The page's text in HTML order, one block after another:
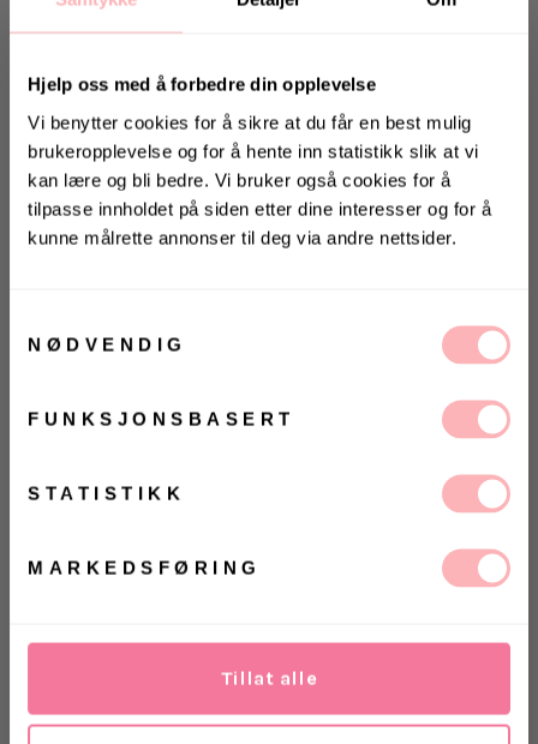
Hjelp oss med å forbedre din opplevelse
Vi benytter cookies for å sikre at du får en best mulig
brukeropplevelse og for å hente inn statistikk slik at vi
kan lære og bli bedre. Vi bruker også cookies for å
tilpasse innholdet på siden etter dine interesser og for å
kunne målrette annonser til deg via andre nettsider.
NØDVENDIG
FUNKSJONSBASERT
STATISTIKK
MARKEDSFØRING
Tillat alle
Gratis bytte
Betal med
Sanne Dress fra Urban Pioneers.
Sanne kombinerer
Den åpne ryggen tilfører et subtilt, men sensuelt
preg, mens de delikate draperingene skaper en
resirkulert polyester og 45 % polyester, føles den
like lett som den ser ut.
MELD MEG PÅ